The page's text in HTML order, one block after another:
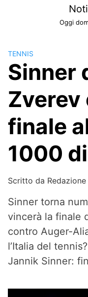
Oggi
TENNIS
Sinner
Zverev
finale
1000
Scritto da
Sinner torna
vincerà la finale
contro Auger-
l’Italia del
Jannik Sinner: